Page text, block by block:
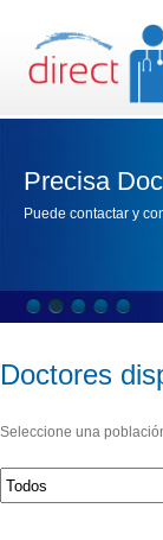
Precisa
Puede contactar y
Doctores
Seleccione una